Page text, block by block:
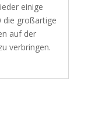
einige
die großartige
auf der
verbringen.